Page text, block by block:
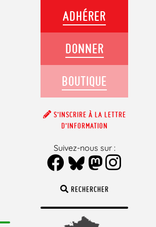
RECHERCHER
ADHÉRER
DONNER
BOUTIQUE
S’INSCRIRE À LA LETTRE
D’INFORMATION
Suivez-nous sur :